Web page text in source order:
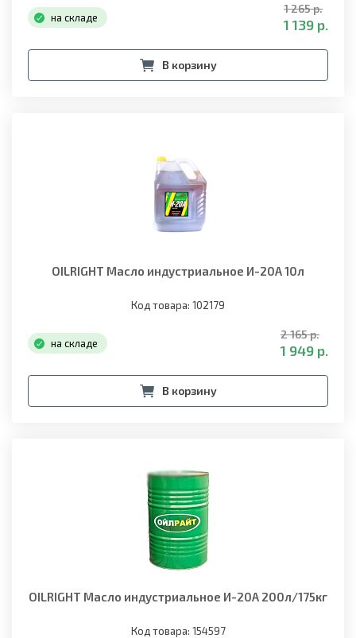
на складе
1 265 р.
1 139 р.
В корзину
OILRIGHT Масло индустриальное И-20А 10л
Код товара: 102179
на складе
2 165 р.
1 949 р.
В корзину
OILRIGHT Масло индустриальное И-20А 200л/175кг
Код товара: 154597